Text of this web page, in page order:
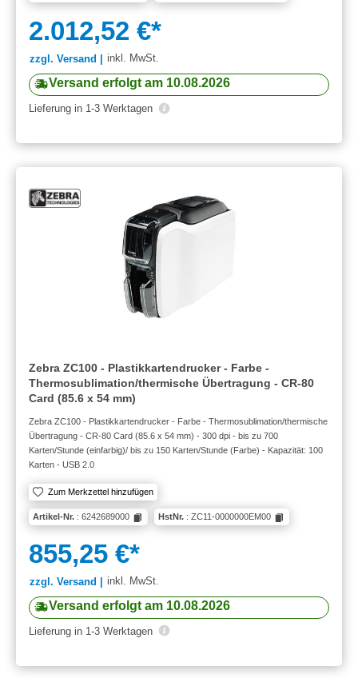
2.012,52 €*
zzgl. Versand | inkl. MwSt.
Versand erfolgt am 10.08.2026
Lieferung in 1-3 Werktagen
Zebra ZC100 - Plastikkartendrucker - Farbe -
Thermosublimation/thermische Übertragung - CR-80
Card (85.6 x 54 mm)
Zebra ZC100 - Plastikkartendrucker - Farbe - Thermosublimation/thermische
Übertragung - CR-80 Card (85.6 x 54 mm) - 300 dpi - bis zu 700
Karten/Stunde (einfarbig)/ bis zu 150 Karten/Stunde (Farbe) - Kapazität: 100
Karten - USB 2.0
Zum Merkzettel hinzufügen
Artikel-Nr. : 6242689000 HstNr. : ZC11-0000000EM00
855,25 €*
zzgl. Versand | inkl. MwSt.
Versand erfolgt am 10.08.2026
Lieferung in 1-3 Werktagen